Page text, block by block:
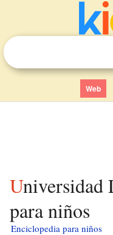
Web
Universidad La Salle Pachuca
para niños
Enciclopedia para niños